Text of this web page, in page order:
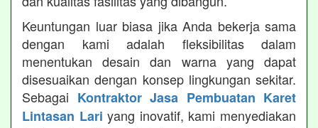
Keuntungan luar biasa jika Anda bekerja sama
dengan kami adalah fleksibilitas dalam
menentukan desain dan warna yang dapat
disesuaikan dengan konsep lingkungan sekitar.
Sebagai Kontraktor Jasa Pembuatan Karet
Lintasan Lari yang inovatif, kami menyediakan